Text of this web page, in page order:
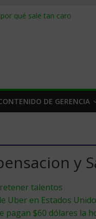
pagar y cobrar en 2026
de suministro: qué hacer
segmentarlo y
DE GERENCIA
y
talentos
Uber en Estados
pagan $60 dólares la